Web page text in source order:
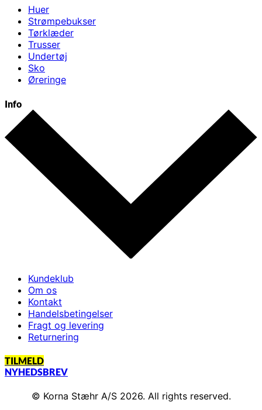
Huer
Strømpebukser
Tørklæder
Trusser
Undertøj
Sko
Øreringe
Info
Kundeklub
Om os
Kontakt
Handelsbetingelser
Fragt og levering
Returnering
TILMELD
NYHEDSBREV
© Korna Stæhr A/S 2026. All rights reserved.